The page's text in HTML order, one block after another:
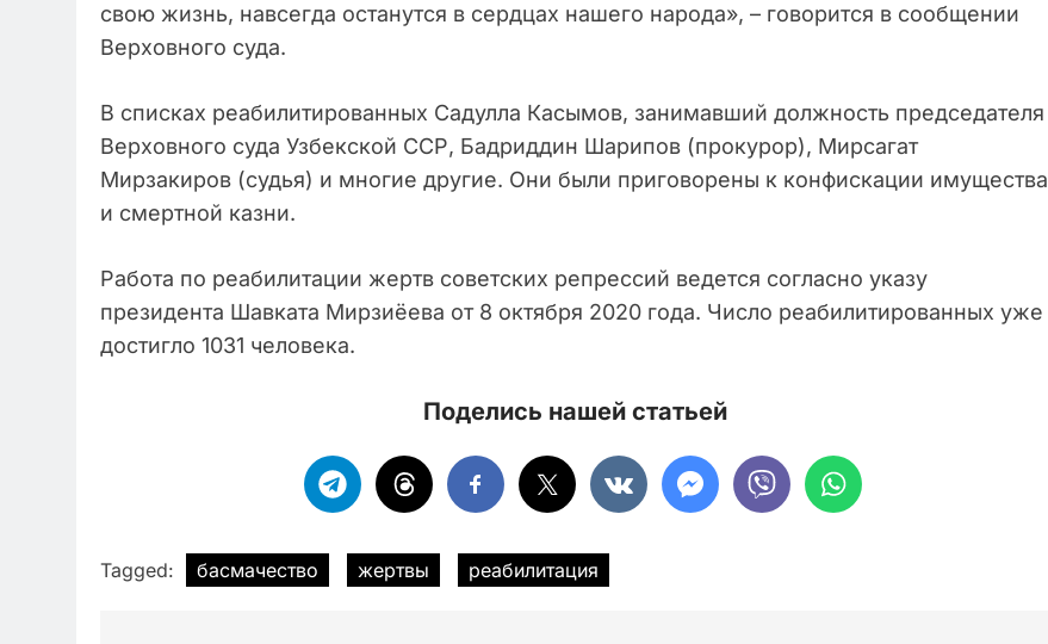
свою жизнь, навсегда останутся в сердцах нашего народа», – говорится в сообщении
Верховного суда.
В списках реабилитированных Садулла Касымов, занимавший должность председателя
Верховного суда Узбекской ССР, Бадриддин Шарипов (прокурор), Мирсагат
Мирзакиров (судья) и многие другие. Они были приговорены к конфискации имущества
и смертной казни.
Работа по реабилитации жертв советских репрессий ведется согласно указу
президента Шавката Мирзиёева от 8 октября 2020 года. Число реабилитированных уже
достигло 1031 человека.
Поделись нашей статьей
Tagged: басмачество жертвы реабилитация